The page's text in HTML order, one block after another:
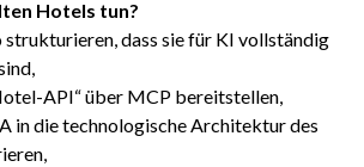
Hotels tun?
strukturieren, dass sie für KI vollständig
API“ über MCP bereitstellen,
in die technologische Architektur des